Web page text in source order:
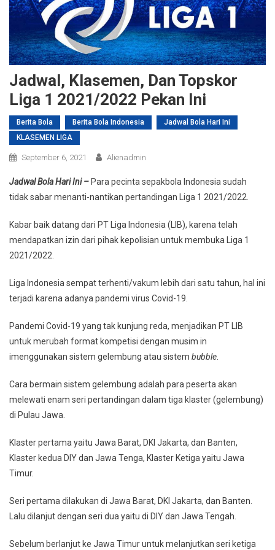
Jadwal, Klasemen, Dan Topskor
Liga 1 2021/2022 Pekan Ini
Berita Bola Berita Bola Indonesia
Jadwal Bola Hari Ini
KLASEMEN LIGA
September 6, 2021 Alienadmin
Jadwal Bola Hari Ini – Para pecinta sepakbola Indonesia sudah
tidak sabar menanti-nantikan pertandingan Liga 1 2021/2022.
Kabar baik datang dari PT Liga Indonesia (LIB), karena telah
mendapatkan izin dari pihak kepolisian untuk membuka Liga 1
2021/2022.
Liga Indonesia sempat terhenti/vakum lebih dari satu tahun, hal ini
terjadi karena adanya pandemi virus Covid-19.
Pandemi Covid-19 yang tak kunjung reda, menjadikan PT LIB
untuk merubah format kompetisi dengan musim in
imenggunakan sistem gelembung atau sistem bubble
Cara bermain sistem gelembung adalah para peserta akan
melewati enam seri pertandingan dalam tiga klaster (gelembung)
di Pulau Jawa.
Klaster pertama yaitu Jawa Barat, DKI Jakarta, dan Banten,
Klaster kedua DIY dan Jawa Tenga, Klaster Ketiga yaitu Jawa
Timur.
Seri pertama dilakukan di Jawa Barat, DKI Jakarta, dan Banten.
Lalu dilanjut dengan seri dua yaitu di DIY dan Jawa Tengah.
Sebelum berlanjut ke Jawa Timur untuk melanjutkan seri ketiga